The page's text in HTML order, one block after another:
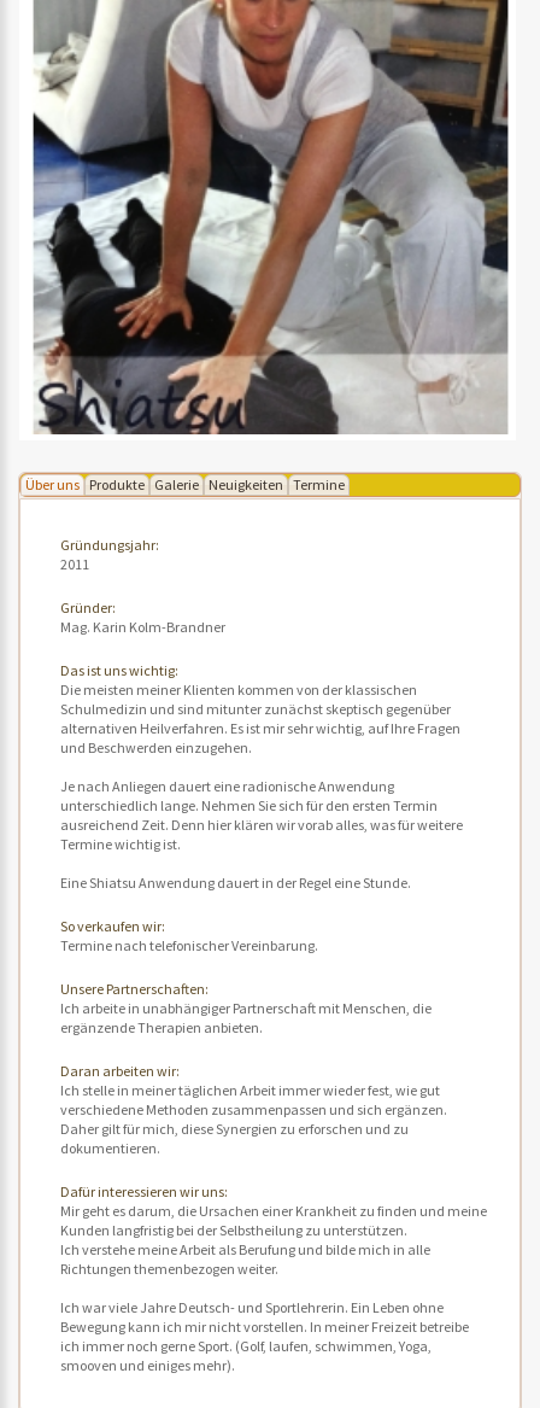
Über uns Produkte Galerie Neuigkeiten Termine
Gründungsjahr:
2011
Gründer:
Mag. Karin Kolm-Brandner
Das ist uns wichtig:
Die meisten meiner Klienten kommen von der klassischen
Schulmedizin und sind mitunter zunächst skeptisch gegenüber
alternativen Heilverfahren. Es ist mir sehr wichtig, auf Ihre Fragen
und Beschwerden einzugehen.
Je nach Anliegen dauert eine radionische Anwendung
unterschiedlich lange. Nehmen Sie sich für den ersten Termin
ausreichend Zeit. Denn hier klären wir vorab alles, was für weitere
Termine wichtig ist.
Eine Shiatsu Anwendung dauert in der Regel eine Stunde.
So verkaufen wir:
Termine nach telefonischer Vereinbarung.
Unsere Partnerschaften:
Ich arbeite in unabhängiger Partnerschaft mit Menschen, die
ergänzende Therapien anbieten.
Daran arbeiten wir:
Ich stelle in meiner täglichen Arbeit immer wieder fest, wie gut
verschiedene Methoden zusammenpassen und sich ergänzen.
Daher gilt für mich, diese Synergien zu erforschen und zu
dokumentieren.
Dafür interessieren wir uns:
Mir geht es darum, die Ursachen einer Krankheit zu finden und meine
Kunden langfristig bei der Selbstheilung zu unterstützen.
Ich verstehe meine Arbeit als Berufung und bilde mich in alle
Richtungen themenbezogen weiter.
Ich war viele Jahre Deutsch- und Sportlehrerin. Ein Leben ohne
Bewegung kann ich mir nicht vorstellen. In meiner Freizeit betreibe
ich immer noch gerne Sport. (Golf, laufen, schwimmen, Yoga,
smooven und einiges mehr).